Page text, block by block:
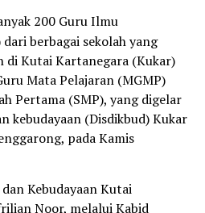
200 Guru Ilmu
berbagai sekolah yang
di Kutai Kartanegara (Kukar)
Mata Pelajaran (MGMP)
Pertama (SMP), yang digelar
kebudayaan (Disdikbud) Kukar
pada Kamis
Kebudayaan Kutai
Noor, melalui Kabid